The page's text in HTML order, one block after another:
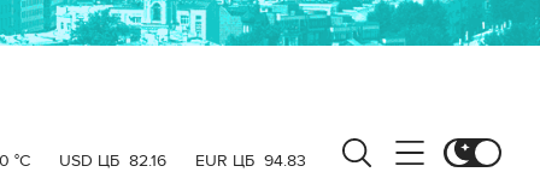
°C USD ЦБ 82.16 EUR ЦБ 94.83